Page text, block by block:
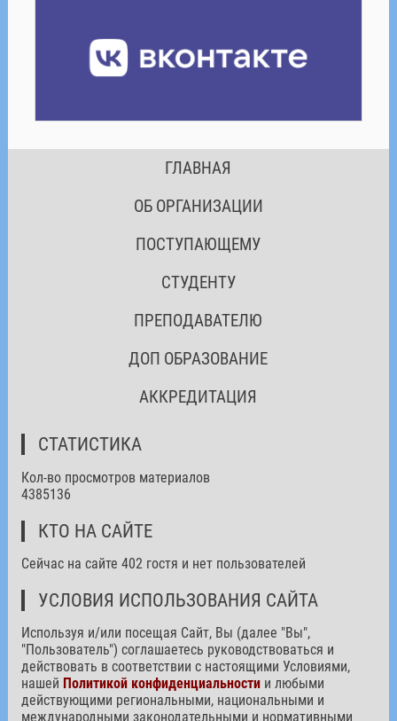
ГЛАВНАЯ
ОБ ОРГАНИЗАЦИИ
ПОСТУПАЮЩЕМУ
СТУДЕНТУ
ПРЕПОДАВАТЕЛЮ
ДОП ОБРАЗОВАНИЕ
АККРЕДИТАЦИЯ
СТАТИСТИКА
Кол-во просмотров материалов
4385136
КТО НА САЙТЕ
Сейчас на сайте 402 гостя и нет пользователей
УСЛОВИЯ ИСПОЛЬЗОВАНИЯ САЙТА
Используя и/или посещая Сайт, Вы (далее "Вы",
"Пользователь") соглашаетесь руководствоваться и
действовать в соответствии с настоящими Условиями,
нашей Политикой конфиденциальностии любыми
действующими региональными, национальными и
международными законодательными и нормативными